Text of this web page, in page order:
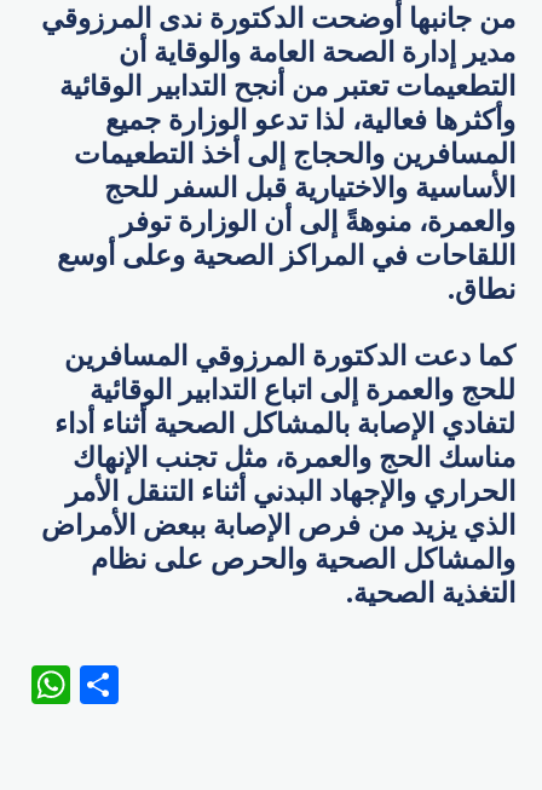
من جانبها أوضحت الدكتورة ندى المرزوقي
مدير إدارة الصحة العامة والوقاية أن
التطعيمات تعتبر من أنجح التدابير الوقائية
وأكثرها فعالية، لذا تدعو الوزارة جميع
المسافرين والحجاج إلى أخذ التطعيمات
الأساسية والاختيارية قبل السفر للحج
والعمرة، منوهةً إلى أن الوزارة توفر
اللقاحات في المراكز الصحية وعلى أوسع
نطاق.
كما دعت الدكتورة المرزوقي المسافرين
للحج والعمرة إلى اتباع التدابير الوقائية
لتفادي الإصابة بالمشاكل الصحية أثناء أداء
مناسك الحج والعمرة، مثل تجنب الإنهاك
الحراري والإجهاد البدني أثناء التنقل الأمر
الذي يزيد من فرص الإصابة ببعض الأمراض
والمشاكل الصحية والحرص على نظام
التغذية الصحية.
WhatsApp